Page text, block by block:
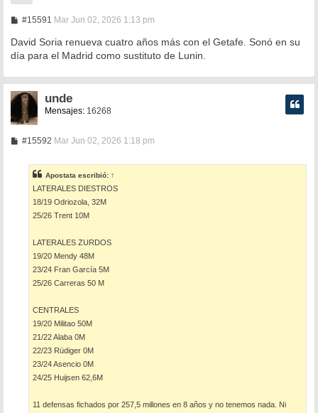
#15591 M
n
a
e
Mar Jun 02, 2026 1:13 pm
David Soria renueva cuatro años más con el Getafe. Sonó en su
día para el Madrid como sustituto de Lunin.
unde
Mensajes:16268
#15592M
a
j
e
Mar Jun 02, 2026 1:18 pm
Apostata escribió: ↑
LATERALES DIESTROS
18/19 Odriozola, 32M
25/26 Trent 10M
LATERALES ZURDOS
19/20 Mendy 48M
23/24 Fran García 5M
25/26 Carreras 50 M
CENTRALES
19/20 Militao 50M
21/22 Alaba 0M
22/23 Rüdiger 0M
23/24 Asencio 0M
24/25 Huijsen 62,6M
11 defensas fichados por 257,5 millones en 8 años y no tenemos nada. Ni